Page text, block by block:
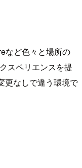
など色々と場所の
スペリエンスを提
更なしで違う環境で